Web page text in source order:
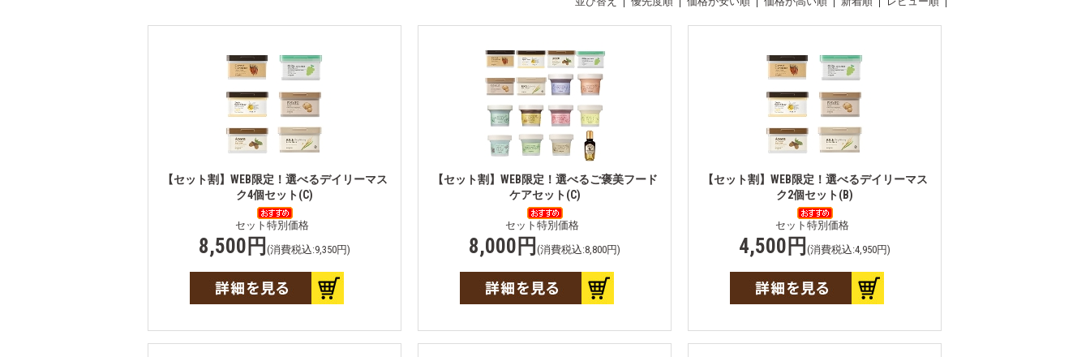
【セット割】WEB限定！選べるデイリーマス
ク4個セット(C)
セット特別価格
8,500円 (消費税込:9,350円)
【セット割】WEB限定！選べるご褒美フード
ケアセット(C)
セット特別価格
8,000円 (消費税込:8,800円)
【セット割】WEB限定！選べるデイリーマス
ク2個セット(B)
セット特別価格
4,500円 (消費税込:4,950円)